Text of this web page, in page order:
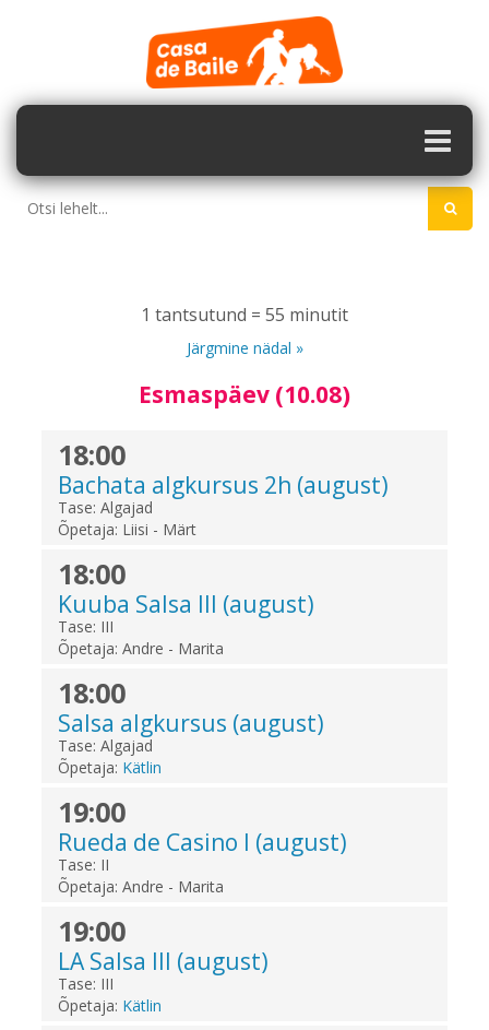
1 tantsutund = 55 minutit
Järgmine nädal »
Esmaspäev (10.08)
18:00
Bachata algkursus 2h (august)
Tase: Algajad
Õpetaja: Liisi - Märt
18:00
Kuuba Salsa III (august)
Tase: III
Õpetaja: Andre - Marita
18:00
Salsa algkursus (august)
Tase: Algajad
Õpetaja: Kätlin
19:00
Rueda de Casino I (august)
Tase: II
Õpetaja: Andre - Marita
19:00
LA Salsa III (august)
Tase: III
Õpetaja: Kätlin